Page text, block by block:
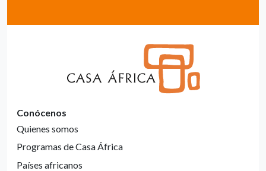
Conócenos
Quienes somos
Programas de Casa África
Países africanos